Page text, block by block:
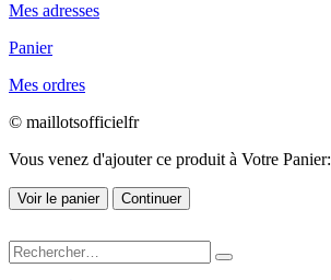
Mes adresses
Panier
Mes ordres
© maillotsofficielfr
Vous venez d'ajouter ce produit à Votre Panier:
Voir le panier Continuer